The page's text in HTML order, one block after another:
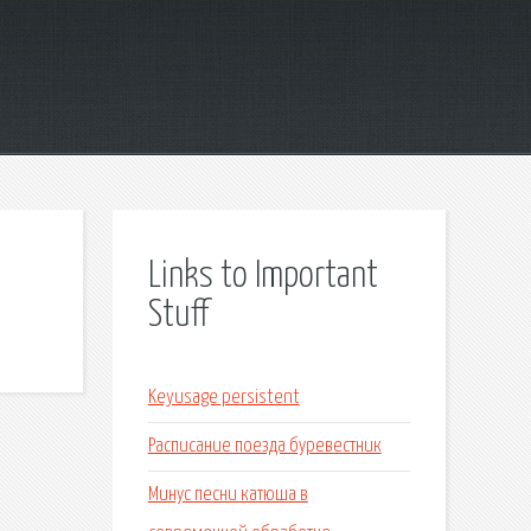
Links to Important
Stuff
Keyusage persistent
Расписание поезда буревестник
Минус песни катюша в